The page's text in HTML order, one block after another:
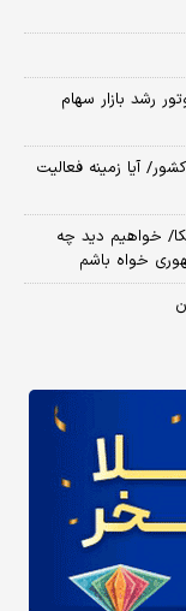
فردا شنبه ۱۷ مردادماه ۱۴۰۵/ موتور رشد بازار سهام
آیا زمینه فعالیت
خواهیم دید چه
خواه باشم